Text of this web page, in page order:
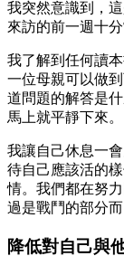
我突然意識到，
來訪的前一週十分
我了解到任何讀
一位母親可以做
道問題的解答是
馬上就平靜下來。
我讓自己休息一
待自己應該活的
情。我們都在努
過是戰鬥的部分而
降低對自己與